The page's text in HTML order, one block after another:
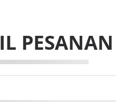
PESANAN